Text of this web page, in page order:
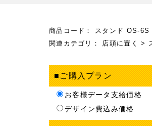
商品コード：
スタンド OS-6S
関連カテゴリ：
店頭に置く >
■ご購入プラン
お客様データ支給価格
デザイン費込み価格